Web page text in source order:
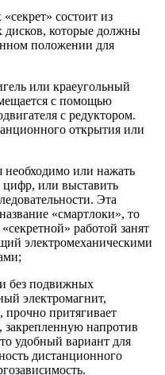
состоит из
дисков, которые должны
положении для
или краеугольный
с помощью
с редуктором.
открытия или
необходимо или нажать
или выставить
Эта
«смартлоки», то
работой занят
электромеханическими
без подвижных
электромагнит,
прочно притягивает
закрепленную напротив
удобный вариант для
дистанционного